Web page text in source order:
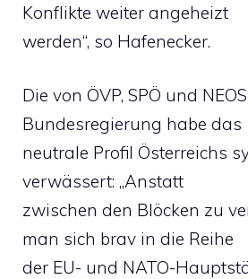
Konflikte weiter angeheizt
werden“, so Hafenecker.
Die von ÖVP, SPÖ und
Bundesregierung habe das
neutrale Profil Österreichs
verwässert: „Anstatt
zwischen den Blöcken zu
man sich brav in die Reihe
der EU- und NATO-